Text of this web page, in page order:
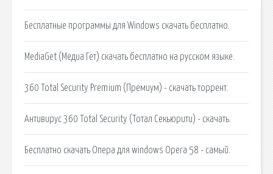
Бесплатные программы для Windows скачать бесплатно.
MediaGet (Медиа Гет) скачать бесплатно на русском языке.
360 Total Security Premium (Премиум) - скачать торрент.
Антивирус 360 Total Security (Тотал Секьюрити) - скачать.
Бесплатно скачать Опера для windows Opera 58 - самый.